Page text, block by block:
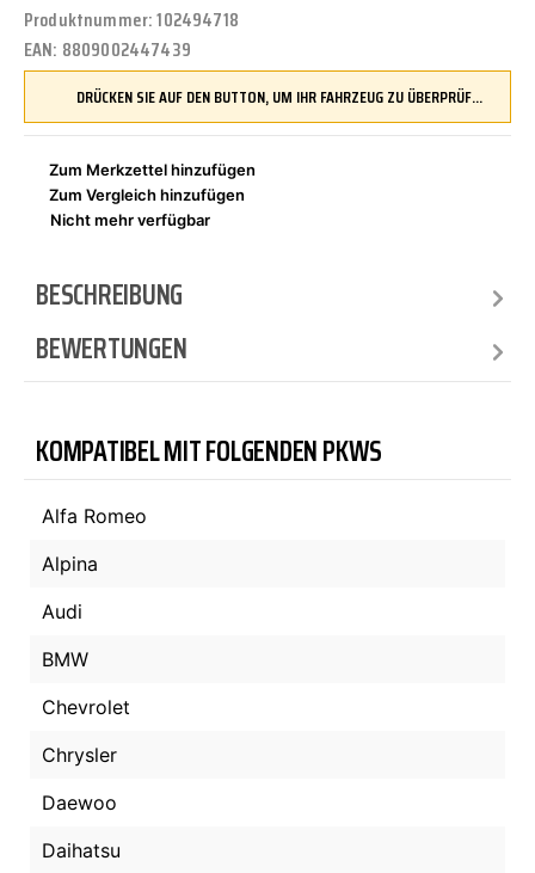
Produktnummer:102494718
EAN: 8809002447439
DRÜCKEN SIE AUF DEN BUTTON, UM IHR FAHRZEUG ZU ÜBERPRÜFEN UND SICHERZUSTELLEN, DASS DIESES TEIL KOMPATIBEL IST, BEVOR SIE ES BESTELLEN
Zum Merkzettel hinzufügen
Zum Vergleich hinzufügen
Nicht mehr verfügbar
BESCHREIBUNG
BEWERTUNGEN
KOMPATIBEL MIT FOLGENDEN PKWS
Alfa Romeo
Alpina
Audi
BMW
Chevrolet
Chrysler
Daewoo
Daihatsu